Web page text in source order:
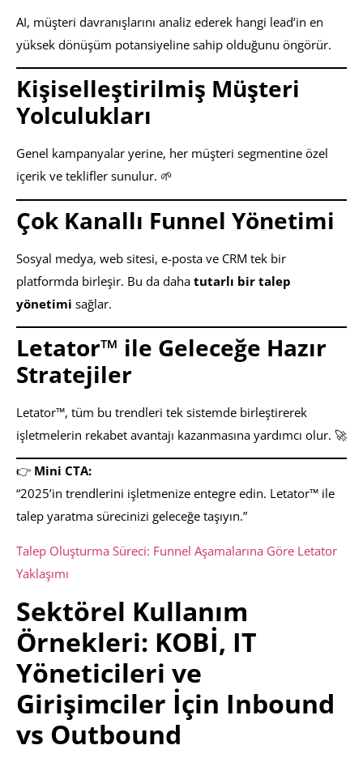
AI, müşteri davranışlarını analiz ederek hangi lead’in en
yüksek dönüşüm potansiyeline sahip olduğunu öngörür.
Kişiselleştirilmiş Müşteri
Yolculukları
Genel kampanyalar yerine, her müşteri segmentine özel
içerik ve teklifler sunulur. 🌱
Çok Kanallı Funnel Yönetimi
Sosyal medya, web sitesi, e-posta ve CRM tek bir
platformda birleşir. Bu da daha tutarlı bir talep
yönetimi sağlar.
Letator™ ile Geleceğe Hazır
Stratejiler
Letator™, tüm bu trendleri tek sistemde birleştirerek
işletmelerin rekabet avantajı kazanmasına yardımcı olur. 🚀
👉 Mini CTA:
“2025’in trendlerini işletmenize entegre edin. Letator™ ile
talep yaratma sürecinizi geleceğe taşıyın.”
Talep Oluşturma Süreci: Funnel Aşamalarına Göre Letator
Yaklaşımı
Sektörel Kullanım
Örnekleri: KOBİ, IT
Yöneticileri ve
Girişimciler İçin Inbound
vs Outbound